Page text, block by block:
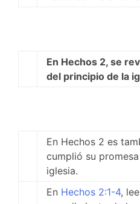
En Hechos 2, se
del principio de la
En Hechos 2 es
cumplió su
iglesia.
En Hechos 2:1-4,